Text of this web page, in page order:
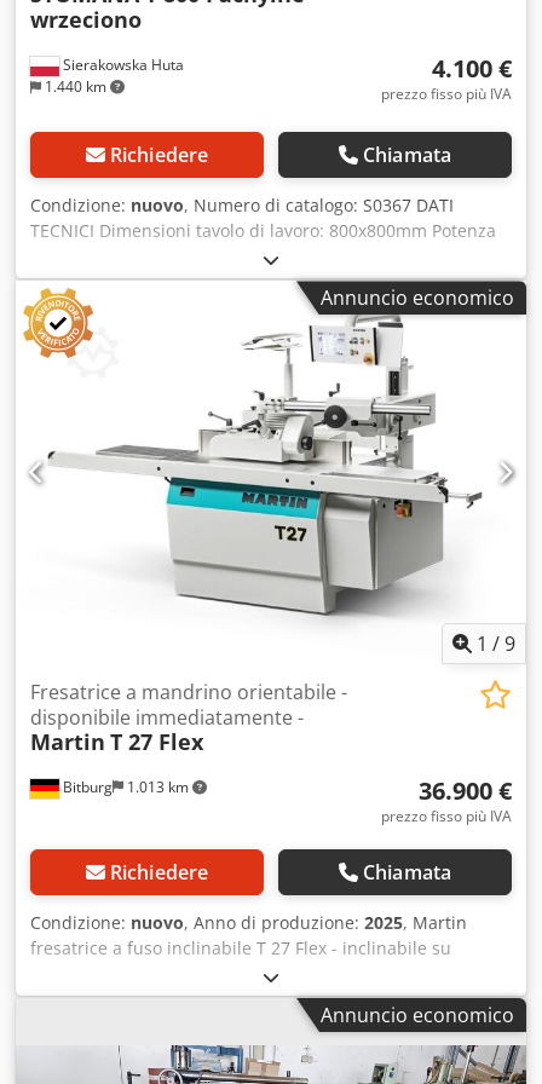
Sierakowska Huta
1.440 km
wrzeciono
4.100 €
prezzo fisso più IVA
Richiedere Chiamata
Condizione: nuovo, Numero di catalogo: S0367 DATI
TECNICI Dimensioni tavolo di lavoro: 800x800mm Potenza
motore S1/S6: 3,0 / 4,4kW Cjdpfjzh Ii Tsx Aggsrf Diametro
foro tavolo: 190mm Diametro mandrino: 30mm
Inclinazione mandrino: 0° - 45° Velocità mandrino: 1400 /
3500 / 6000 / 8000giri/min. Rotazione: destra, sinistra
Corsa verticale del mandrino: 175mm Altezza utile
mandrino: 125mm Diametro massimo utensile per
lavorazioni a profilo / per lavorazione a tenone:
180/250mm Diametro bocchetta di aspirazione: 120mm
Dimensioni LxPxA: 2800x1800x1090mm Peso: 410kg –
macchina nuova – mandrino inclinabile – con carro laterale
Prezzo netto: 17.200 PLN Prezzo netto: 4.100 EUR in base al
tasso di cambio 4,2 EUR (I prezzi possono variare in caso di
forti oscillazioni valutare)
Annuncio economico
1 /9
Bitburg 1.013 km
Fresatrice a mandrino orientabile -
disponibile immediatamente -
Martin T 27 Flex
36.900 €
prezzo fisso più IVA
Richiedere Chiamata
Condizione: nuovo, Anno di produzione: 2025, Martin
fresatrice a fuso inclinabile T 27 Flex - inclinabile su
entrambi i lati - Flessibilità per oggi e per il futuro. Di
solito, l'allestimento di una fresatrice inclinabile
rappresenta una grande sfida. Non è il caso della T27 Flex
con il suo moderno controllo touchscreen: grazie alla
compensazione integrata dell'utensile, è possibile
Annuncio economico